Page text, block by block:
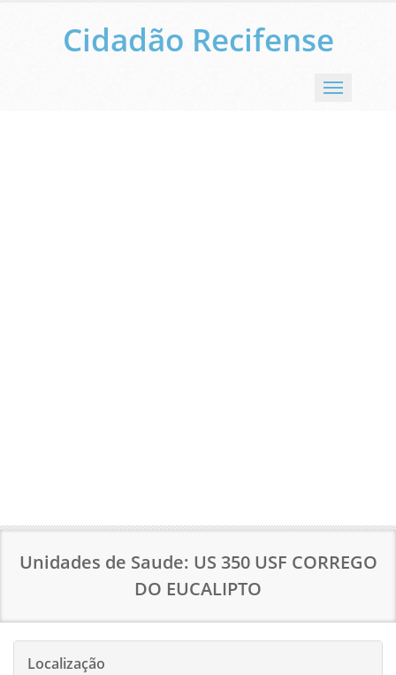
Cidadão Recifense
Menu
Unidades de Saude: US 350 USF CORREGO
DO EUCALIPTO
Localização